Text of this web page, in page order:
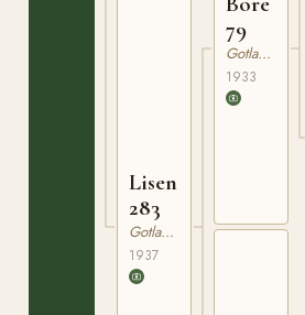
Lisen
283
Gotlandsruss
1937
79
Gotlandsruss
1933